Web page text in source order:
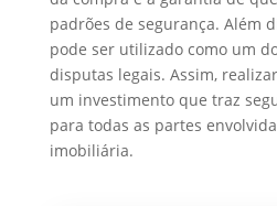
padrões de segurança. Além
pode ser utilizado como um
disputas legais. Assim,
um investimento que traz
para todas as partes
imobiliária.